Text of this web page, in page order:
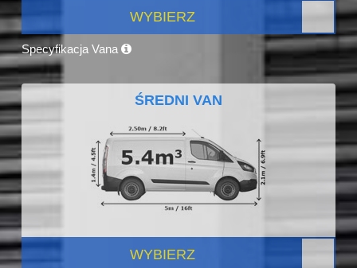
WYBIERZ
Specyfikacja Vana
ŚREDNI VAN
WYBIERZ